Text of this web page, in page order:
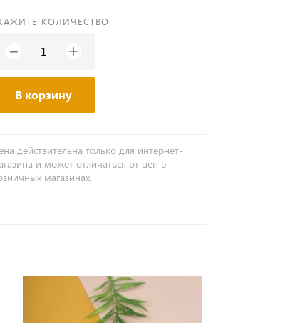
КОЛИЧЕСТВО
− +
В корзину
действительна только для интернет-
и может отличаться от цен в
магазинах.